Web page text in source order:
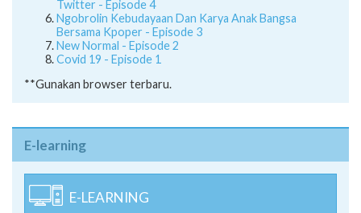
Twitter - Episode 4
Ngobrolin Kebudayaan Dan Karya Anak Bangsa
Bersama Kpoper - Episode 3
New Normal - Episode 2
Covid 19 - Episode 1
**Gunakan browser terbaru.
E-learning
E-LEARNING